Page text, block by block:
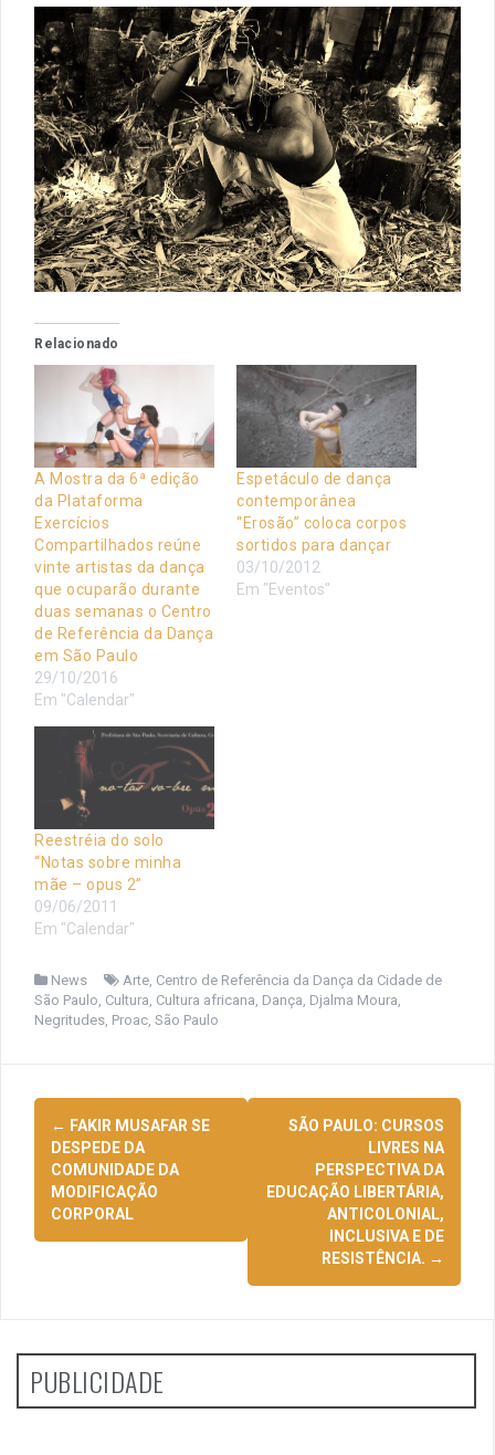
Relacionado
A Mostra da 6ª edição
da Plataforma
Exercícios
Compartilhados reúne
vinte artistas da dança
que ocuparão durante
duas semanas o Centro
de Referência da Dança
em São Paulo
29/10/2016
Em "Calendar"
Espetáculo de dança
contemporânea
“Erosão” coloca corpos
sortidos para dançar
03/10/2012
Em "Eventos"
Reestréia do solo
“Notas sobre minha
mãe – opus 2”
09/06/2011
Em "Calendar"
News Arte Centro de Referência da Dança da Cidade de
São Paulo Cultura Cultura africana Dança Djalma Moura
Negritudes Proac São Paulo
Navegação
de
posts
← FAKIR MUSAFAR SE
DESPEDE DA
COMUNIDADE DA
MODIFICAÇÃO
CORPORAL
SÃO PAULO: CURSOS
LIVRES NA
PERSPECTIVA DA
EDUCAÇÃO LIBERTÁRIA,
ANTICOLONIAL,
INCLUSIVA E DE
RESISTÊNCIA. →
PUBLICIDADE